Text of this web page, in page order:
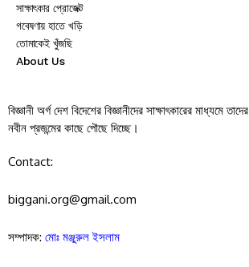
সাক্ষাৎকার প্রোজেক্ট
গবেষণায় হাতে খড়ি
তোমাকেই খুঁজছি
About Us
বিজ্ঞানী অর্গ দেশ বিদেশের বিজ্ঞানীদের সাক্ষাৎকারের মাধ্যমে
নবীন প্রজন্মের কাছে পৌছে দিচ্ছে।
Contact:
biggani.org@gmail.com
সম্পাদক: মোঃ মঞ্জুরুল ইসলাম